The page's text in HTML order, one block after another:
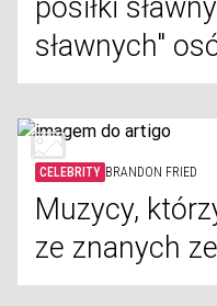
posiłki
sławnych"
CELEBRITY BRANDON FRIED
Muzycy,
ze znanych